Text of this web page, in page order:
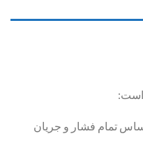
است:
تمام فشار و جریان